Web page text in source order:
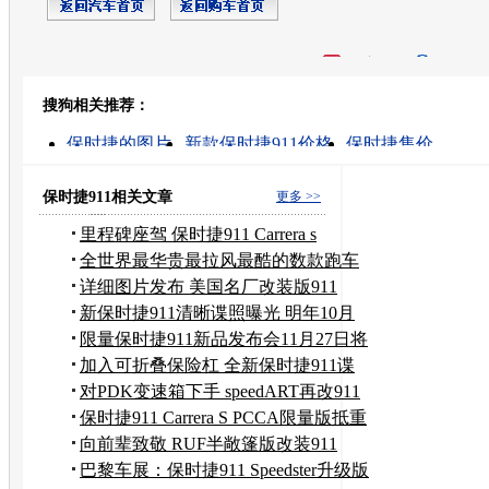
转发至：
搜狗相关推荐：
保时捷的图片 新款保时捷911价格
保时捷售价
宝马x5多钱
保时捷911 保时捷panamera
更多 >>
保时捷911相关文章
里程碑座驾 保时捷911 Carrera s
全世界最华贵最拉风最酷的数款跑车
盘点
详细图片发布 美国名厂改装版911
Carrera
新保时捷911清晰谍照曝光 明年10月
上市
限量保时捷911新品发布会11月27日将
登陆
加入可折叠保险杠 全新保时捷911谍
照图
对PDK变速箱下手 speedART再改911
Turbo
保时捷911 Carrera S PCCA限量版抵重
庆
向前辈致敬 RUF半敞篷版改装911
Targa
巴黎车展：保时捷911 Speedster升级版